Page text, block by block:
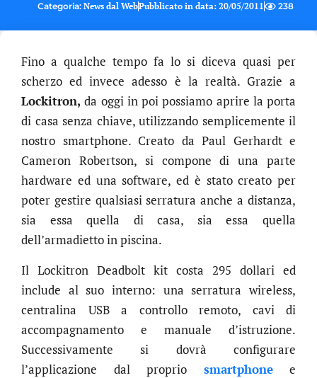
Categoria: News dal WebPubblicato in data: 20/05/2011 238
Fino a qualche tempo fa lo si diceva quasi per
scherzo ed invece adesso è la realtà. Grazie a
Lockitron, da oggi in poi possiamo aprire la porta
di casa senza chiave, utilizzando semplicemente il
nostro smartphone. Creato da Paul Gerhardt e
Cameron Robertson, si compone di una parte
hardware ed una software, ed è stato creato per
poter gestire qualsiasi serratura anche a distanza,
sia essa quella di casa, sia essa quella
dell’armadietto in piscina.
Il Lockitron Deadbolt kit costa 295 dollari ed
include al suo interno: una serratura wireless,
centralina USB a controllo remoto, cavi di
accompagnamento e manuale d’istruzione.
Successivamente si dovrà configurare
l’applicazione dal proprio smartphonee